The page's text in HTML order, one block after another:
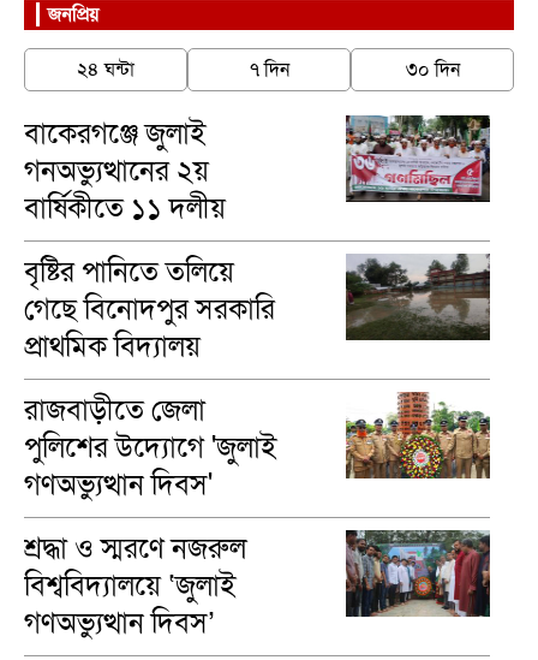
জনপ্রিয়
২৪ ঘন্টা ৭ দিন ৩০ দিন
বাকেরগঞ্জে জুলাই
গনঅভ্যুত্থানের ২য়
বার্ষিকীতে ১১ দলীয়
ঐক্যের গণমিছিল
বৃষ্টির পানিতে তলিয়ে
গেছে বিনোদপুর সরকারি
প্রাথমিক বিদ্যালয়
মাঠ,চরম দুর্ভোগে
শিক্ষার্থী
রাজবাড়ীতে জেলা
পুলিশের উদ্যোগে 'জুলাই
গণঅভ্যুত্থান দিবস'
পালিত
শ্রদ্ধা ও স্মরণে নজরুল
বিশ্ববিদ্যালয়ে ‘জুলাই
গণঅভ্যুত্থান দিবস’